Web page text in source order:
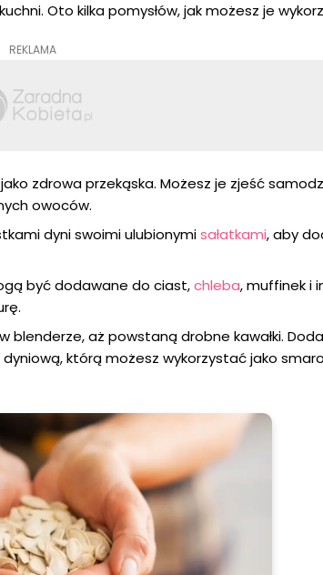
Oto kilka pomysłów, jak możesz je
REKLAMA
zdrowa przekąska. Możesz je zjeść
owoców.
dyni swoimi ulubionymisałatkami, aby
być dodawane do ciast,chleba, muffinek i
blenderze, aż powstaną drobne kawałki.
którą możesz wykorzystać jako